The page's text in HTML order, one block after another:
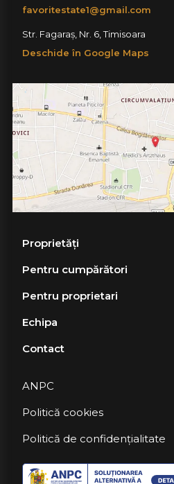
favoritestate1@gmail.com
Str. Fagaraș, Nr. 6, Timisoara
Deschide în Google Maps
Proprietăți
Pentru cumpărători
Pentru proprietari
Echipa
Contact
ANPC
Politică cookies
Politică de confidențialitate